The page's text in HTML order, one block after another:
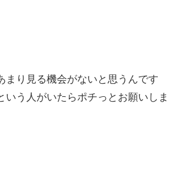
まり見る機会がないと思うんです
いう人がいたらポチっとお願いしま